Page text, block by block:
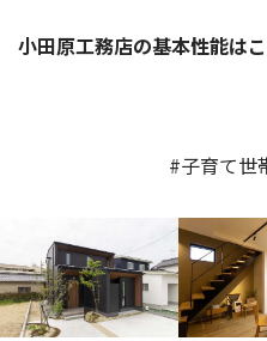
小田原工務店の基本性能は
#子育て世